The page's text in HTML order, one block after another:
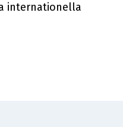
internationella